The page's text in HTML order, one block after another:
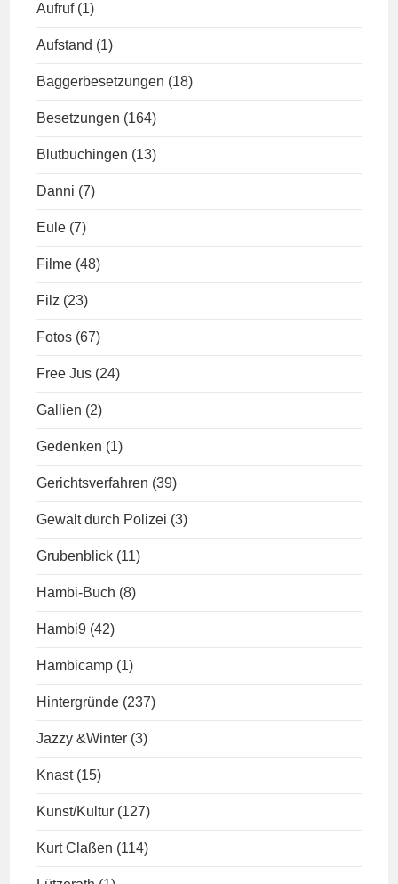
Aufruf (1)
Aufstand (1)
Baggerbesetzungen (18)
Besetzungen (164)
Blutbuchingen (13)
Danni (7)
Eule (7)
Filme (48)
Filz (23)
Fotos (67)
Free Jus (24)
Gallien (2)
Gedenken (1)
Gerichtsverfahren (39)
Gewalt durch Polizei (3)
Grubenblick (11)
Hambi-Buch (8)
Hambi9 (42)
Hambicamp (1)
Hintergründe (237)
Jazzy &Winter (3)
Knast (15)
Kunst/Kultur (127)
Kurt Claßen (114)